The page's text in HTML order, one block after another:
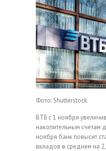
Фото: Shutterstock
ВТБ с 1 ноября
накопительным счетам
ноября банк повысит
вкладов в среднем на